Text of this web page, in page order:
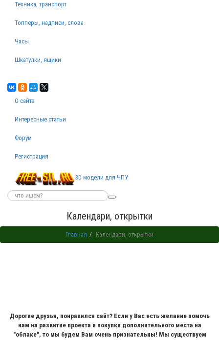
Техника, транспорт
Топперы, надписи, слова
Часы
Шкатулки, ящики
О сайте
Интересные статьи
Форум
Регистрация
3D модели для ЧПУ
Календари, открытки
Главная Календари, открытки
Дорогие друзья, понравился сайт? Если у Вас есть желание помочь
нам на развитие проекта и покупки дополнительного места на
"облаке", то мы будем Вам очень признательны! Мы существуем